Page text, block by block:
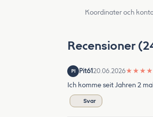
Koordinater och
Recensioner
PI Pit6120.06.2026★ ★ ★ ★
Ich komme seit Jahren 2
Svar